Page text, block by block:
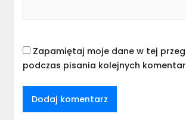
Zapamiętaj moje dane w tej
podczas pisania kolejnych